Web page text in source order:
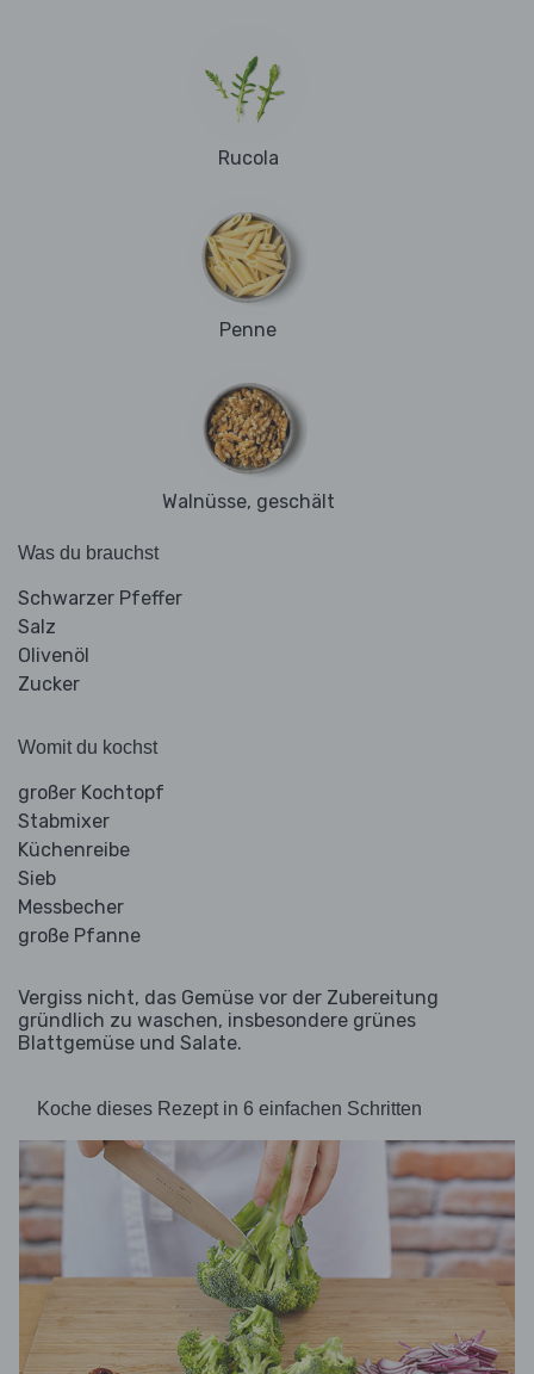
Rucola
Penne
Walnüsse, geschält
Was du brauchst
Schwarzer Pfeffer
Salz
Olivenöl
Zucker
Womit du kochst
großer Kochtopf
Stabmixer
Küchenreibe
Sieb
Messbecher
große Pfanne
Vergiss nicht, das Gemüse vor der Zubereitung
gründlich zu waschen, insbesondere grünes
Blattgemüse und Salate.
Koche dieses Rezept in 6 einfachen Schritten